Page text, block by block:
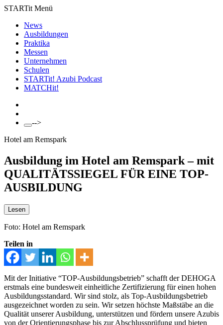
STARTit Menü
News
Ausbildungen
Praktika
Messen
Unternehmen
Schulen
STARTit! Azubi Podcast
MATCHit!
-->
Hotel am Remspark
Ausbildung im Hotel am Remspark – mit
QUALITÄTSSIEGEL FÜR EINE TOP-
AUSBILDUNG
Lesen
Foto: Hotel am Remspark
Teilen in
Mit der Initiative “TOP-Ausbildungsbetrieb” schafft der DEHOGA
erstmals eine bundesweit einheitliche Zertifizierung für einen hohen
Ausbildungsstandard. Wir sind stolz, als Top-Ausbildungsbetrieb
ausgezeichnet worden zu sein. Wir setzen höchste Maßstäbe an die
Qualität unserer Ausbildung, unterstützen und fördern unsere Azubis
von der Orientierungsphase bis zur Abschlussprüfung und bieten